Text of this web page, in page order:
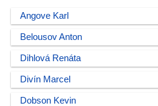
Angove Karl
Belousov Anton
Dihlová Renáta
Divín Marcel
Dobson Kevin